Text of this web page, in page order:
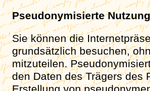
Pseudonymisierte
Sie können die
grundsätzlich besuchen,
mitzuteilen.
den Daten des Trägers des